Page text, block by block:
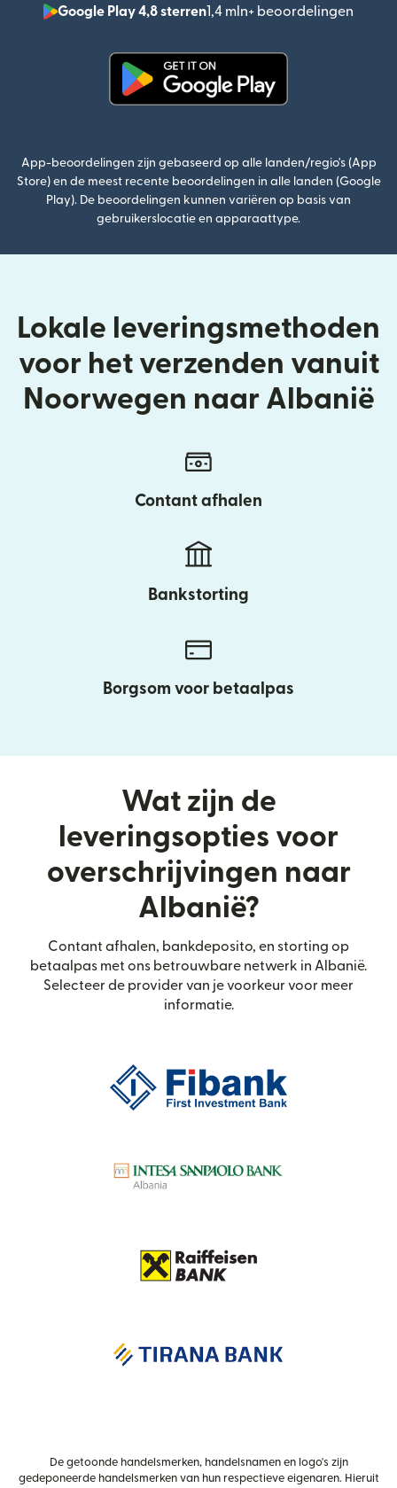
Google Play 4,8 sterren1,4 mln+ beoordelingen
App-beoordelingen zijn gebaseerd op alle landen/regio's (App
Store) en de meest recente beoordelingen in alle landen (Google
Play). De beoordelingen kunnen variëren op basis van
gebruikerslocatie en apparaattype.
Lokale leveringsmethoden
voor het verzenden vanuit
Noorwegen naar Albanië
Contant afhalen
Bankstorting
Borgsom voor betaalpas
Wat zijn de
leveringsopties voor
overschrijvingen naar
Albanië?
Contant afhalen, bankdeposito, en storting op
betaalpas met ons betrouwbare netwerk in Albanië.
Selecteer de provider van je voorkeur voor meer
informatie.
De getoonde handelsmerken, handelsnamen en logo's zijn
gedeponeerde handelsmerken van hun respectieve eigenaren. Hieruit